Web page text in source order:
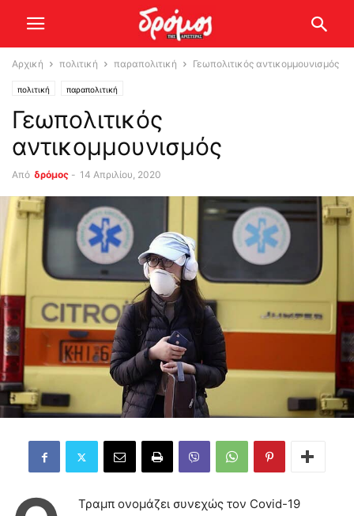
Αρχική πολιτική παραπολιτική Γεωπολιτικός αντικομμουνισμός
πολιτική παραπολιτική
Γεωπολιτικός
αντικομμουνισμός
Από δρόμος - 14 Απριλίου, 2020
Τραμπ ονομάζει συνεχώς τον Covid-19